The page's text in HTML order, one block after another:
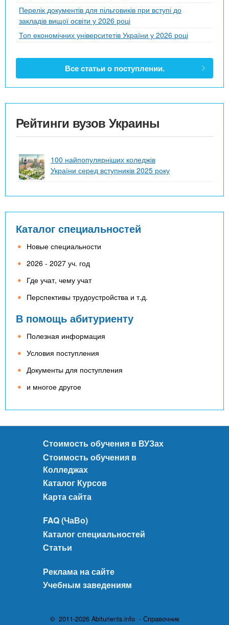
Перелік документів для пільговиків при вступі до
закладів вищої освіти у 2026 році
Топ економічних університетів України у 2026 році
Все статьи о поступлении.
Рейтинги вузов Украины
100 найпопулярніших коледжів
України серед вступників 2025 року
Каталог специальностей
Новые специальности
2026 - 2027 уч. год
Где учат, чему учат
Перспективы трудоустройства и т.д.
В помощь абитуриенту
Полезная информация
Условия поступления
Документы для поступления
и многое другое
Стоимость обучения в ВУЗах
Стоимость обучения в
Колледжах
Каталог Курсов
Карта сайта
FAQ (ЧаВо)
Каталог специальностей
Статьи
Реклама на сайте
Учебным заведениям
© 2011-2026 Abiturients.info - Справочник